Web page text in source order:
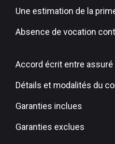
Une estimation de la
Absence de vocation
Accord écrit entre
Détails et modalités du
Garanties inclues
Garanties exclues